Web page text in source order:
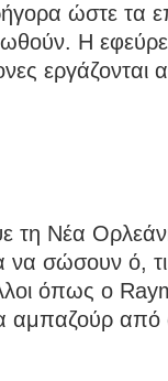
ώστε τα
Η
τη Νέα
να σώσουν ό,
όπως ο
αμπαζούρ